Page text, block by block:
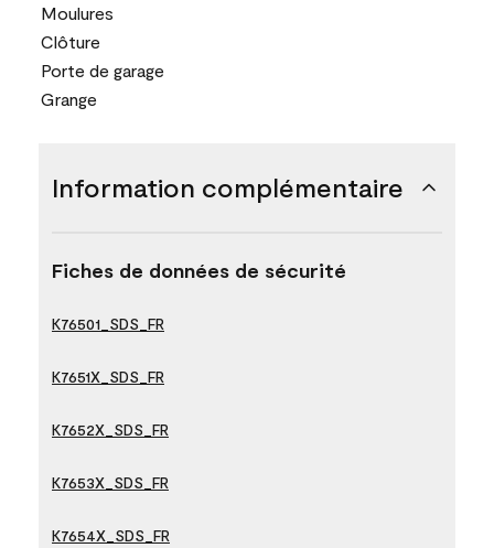
Moulures
Clôture
Porte de garage
Grange
Information complémentaire
Fiches de données de sécurité
K76501_SDS_FR
K7651X_SDS_FR
K7652X_SDS_FR
K7653X_SDS_FR
K7654X_SDS_FR